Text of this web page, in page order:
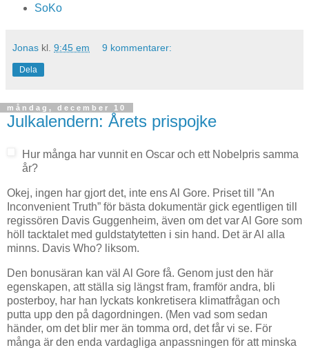
SoKo
Jonas kl. 9:45 em 9 kommentarer:
Dela
måndag, december 10
Julkalendern: Årets prispojke
Hur många har vunnit en Oscar och ett Nobelpris samma
år?
Okej, ingen har gjort det, inte ens Al Gore. Priset till ”An
Inconvenient Truth” för bästa dokumentär gick egentligen till
regissören Davis Guggenheim, även om det var Al Gore som
höll tacktalet med guldstatytetten i sin hand. Det är Al alla
minns. Davis Who? liksom.
Den bonusäran kan väl Al Gore få. Genom just den här
egenskapen, att ställa sig längst fram, framför andra, bli
posterboy, har han lyckats konkretisera klimatfrågan och
putta upp den på dagordningen. (Men vad som sedan
händer, om det blir mer än tomma ord, det får vi se. För
många är den enda vardagliga anpassningen för att minska